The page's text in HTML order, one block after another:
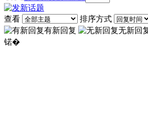
查看 排序方式
有新回复 无新回
锘�